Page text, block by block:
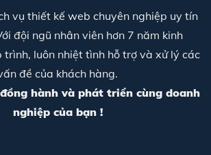
vụ thiết kế web chuyên nghiệp uy tín
đội ngũ nhân viên hơn 7 năm kinh
trình, luôn nhiệt tình hỗ trợ và xử lý các
đề của khách hàng.
hành và phát triển cùng doanh
nghiệp của bạn !